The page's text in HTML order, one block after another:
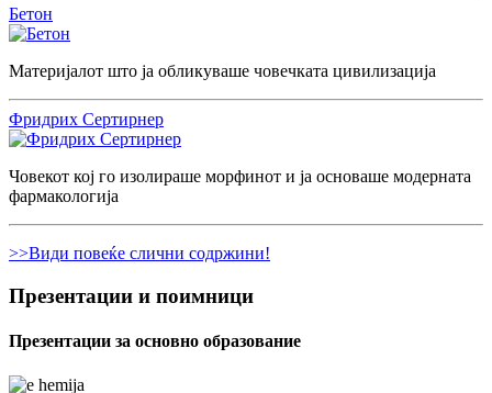
Бетон
Материјалот што ја обликуваше човечката цивилизација
Фридрих Сертирнер
Човекот кој го изолираше морфинот и ја основаше модерната
фармакологија
>>Види повеќе слични содржини!
Презентации и поимници
Презентации за основно образование